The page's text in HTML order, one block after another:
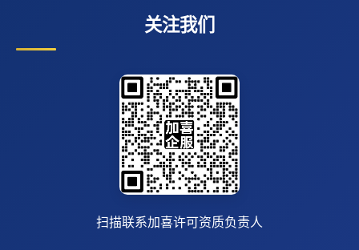
关注我们
扫描联系加喜许可资质负责人